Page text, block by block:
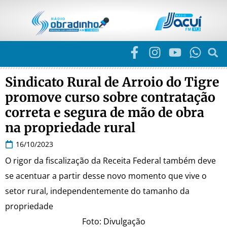
Sindicato Rural de Arroio do Tigre
promove curso sobre contratação
correta e segura de mão de obra
na propriedade rural
16/10/2023
O rigor da fiscalização da Receita Federal também deve
se acentuar a partir desse novo momento que vive o
setor rural, independentemente do tamanho da
propriedade
Foto: Divulgação